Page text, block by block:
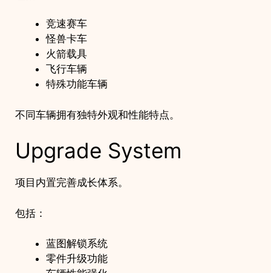
竞速赛车
怪兽卡车
火箭载具
飞行车辆
特殊功能车辆
不同车辆拥有独特外观和性能特点。
Upgrade System
项目内置完善成长体系。
包括：
蓝图解锁系统
零件升级功能